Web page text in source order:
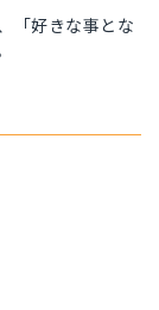
「好きな事とな